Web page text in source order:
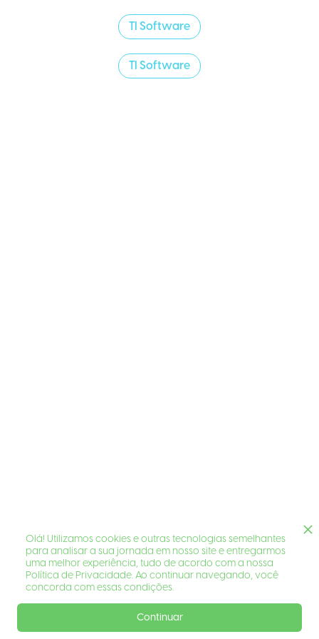
TI Software
TI Software
Olá! Utilizamos cookies e outras tecnologias semelhantes
para analisar a sua jornada em nosso site e entregarmos
uma melhor experiência, tudo de acordo com a nossa
Política de Privacidade. Ao continuar navegando, você
concorda com essas condições.
Continuar